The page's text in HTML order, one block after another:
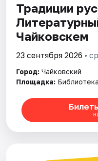
Традиции
Чайковскем
23 сентября 2026 •
Город: Чайковский
Площадка: